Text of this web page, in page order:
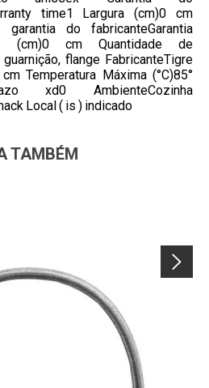
time1 Largura (cm)0 cm
do fabricanteGarantia
(cm)0 cm Quantidade de
flange FabricanteTigre
Temperatura Máxima (°C)85°
xd0 AmbienteCozinha
Local ( is ) indicado
TAMBÉM